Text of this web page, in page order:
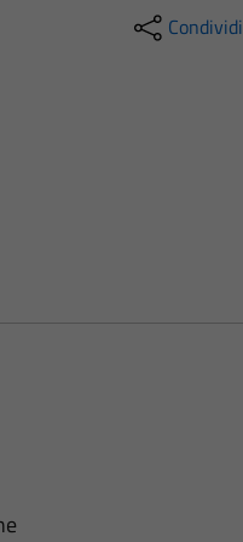
Condividi